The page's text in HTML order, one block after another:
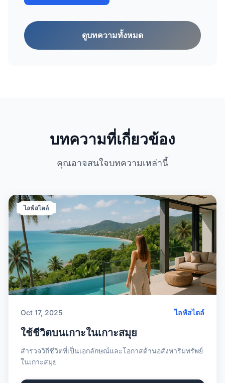
ดูบทความทั้งหมด
บทความที่เกี่ยวข้อง
คุณอาจสนใจบทความเหล่านี้
ไลฟ์สไตล์
Oct 17, 2025 ไลฟ์สไตล์
ใช้ชีวิตบนเกาะในเกาะสมุย
สำรวจวิถีชีวิตที่เป็นเอกลักษณ์และโอกาสด้านอสังหาริมทรัพย์
ในเกาะสมุย